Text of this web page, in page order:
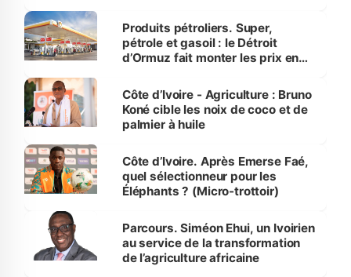
menacées
Produits pétroliers. Super,
pétrole et gasoil : le Détroit
d’Ormuz fait monter les prix en
Côte d’Ivoire - Agriculture : Bruno
Koné cible les noix de coco et de
palmier à huile
Côte d’Ivoire. Après Emerse Faé,
quel sélectionneur pour les
Éléphants ? (Micro-trottoir)
Parcours. Siméon Ehui, un Ivoirien
au service de la transformation
de l’agriculture africaine